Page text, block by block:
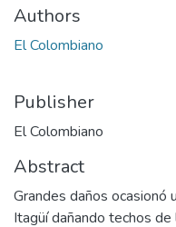
Authors
El Colombiano
Publisher
El Colombiano
Abstract
Grandes daños ocasionó
Itagüí dañando techos